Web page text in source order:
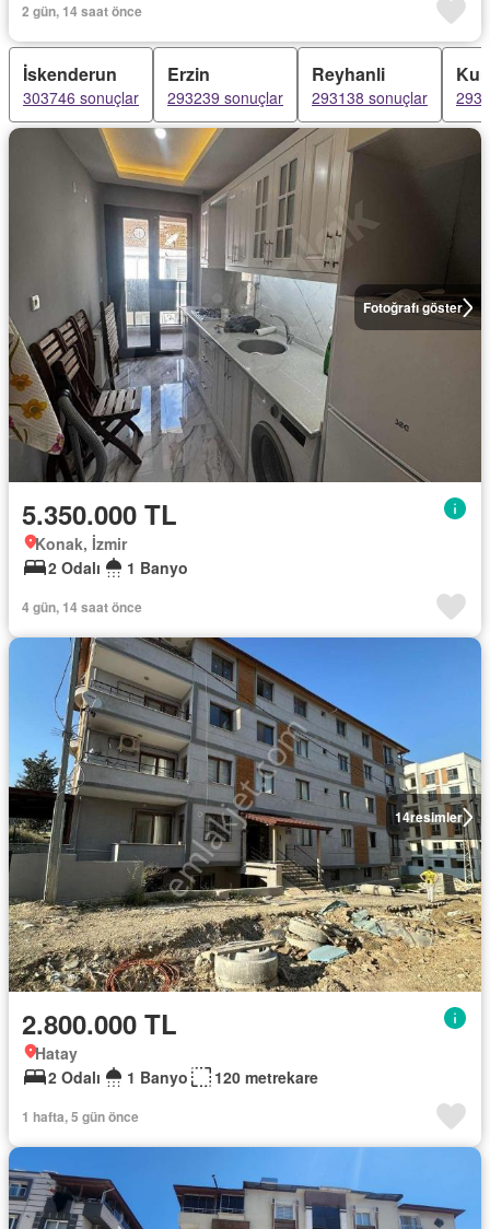
2 gün, 14 saat önce
İskenderun
303746 sonuçlar
Erzin
293239 sonuçlar
Reyhanli
293138 sonuçlar
Fotoğrafı göster
5.350.000 TL
Konak, İzmir
2 Odalı
1 Banyo
4 gün, 14 saat önce
14resimler
2.800.000 TL
Hatay
2 Odalı
1 Banyo 120 metrekare
1 hafta, 5 gün önce